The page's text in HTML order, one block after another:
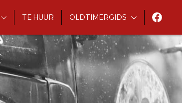
TE HUUR OLDTIMERGIDS